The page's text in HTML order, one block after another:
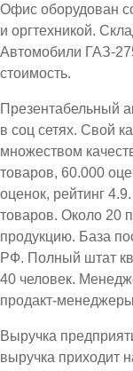
Офис оборудован
и оргтехникой.
Автомобили ГАЗ-
стоимость.
Презентабельный
в соц сетях. Свой
множеством
товаров, 60.000
оценок, рейтинг
товаров. Около 20
продукцию. База
РФ. Полный штат
40 человек.
продакт-
Выручка
выручка приходит